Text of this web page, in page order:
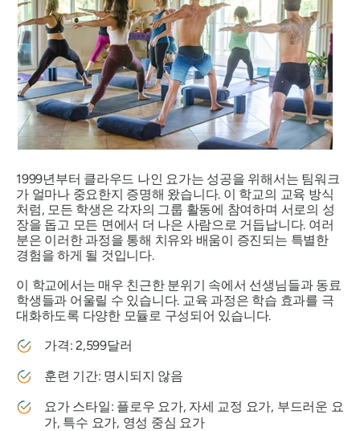
1999년부터 클라우드 나인 요가는 성공을 위해서는 팀워크
가 얼마나 중요한지 증명해 왔습니다. 이 학교의 교육 방식
처럼, 모든 학생은 각자의 그룹 활동에 참여하며 서로의 성
장을 돕고 모든 면에서 더 나은 사람으로 거듭납니다. 여러
분은 이러한 과정을 통해 치유와 배움이 증진되는 특별한
경험을 하게 될 것입니다.
이 학교에서는 매우 친근한 분위기 속에서 선생님들과 동료
학생들과 어울릴 수 있습니다. 교육 과정은 학습 효과를 극
대화하도록 다양한 모듈로 구성되어 있습니다.
가격: 2,599달러
훈련 기간: 명시되지 않음
요가 스타일: 플로우 요가, 자세 교정 요가, 부드러운 요
가, 특수 요가, 영성 중심 요가